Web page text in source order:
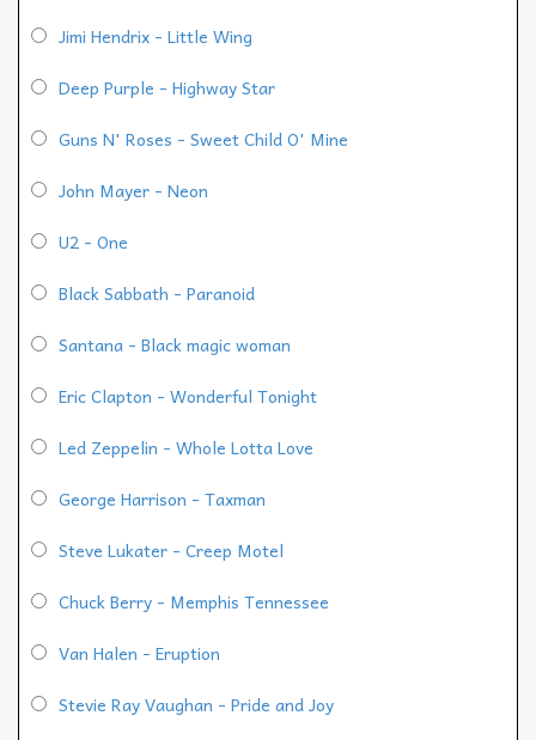
Jimi Hendrix - Little Wing
Deep Purple - Highway Star
Guns N' Roses - Sweet Child O' Mine
John Mayer - Neon
U2 - One
Black Sabbath - Paranoid
Santana - Black magic woman
Eric Clapton - Wonderful Tonight
Led Zeppelin - Whole Lotta Love
George Harrison - Taxman
Steve Lukater - Creep Motel
Chuck Berry - Memphis Tennessee
Van Halen - Eruption
Stevie Ray Vaughan - Pride and Joy